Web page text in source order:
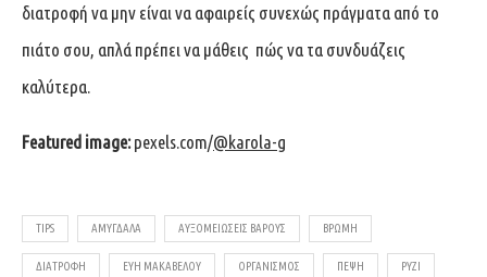
διατροφή να μην είναι να αφαιρείς συνεχώς πράγματα από το
πιάτο σου, απλά πρέπει να μάθεις πώς να τα συνδυάζεις
καλύτερα.
Featured image:pexels.com/@karola-g
TIPS ΑΜΎΓΔΑΛΑ ΑΥΞΟΜΕΙΏΣΕΙΣ ΒΆΡΟΥΣ ΒΡΏΜΗ
ΔΙΑΤΡΟΦΉ ΕΥΗ ΜΑΚΑΒΕΛΟΥ ΟΡΓΑΝΙΣΜΌΣ ΠΈΨΗ ΡΎΖΙ